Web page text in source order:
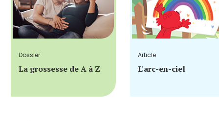
Dossier
La grossesse de A à Z
Article
L'arc-en-ciel